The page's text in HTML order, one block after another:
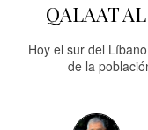
QALAAT
Hoy el sur del
de la